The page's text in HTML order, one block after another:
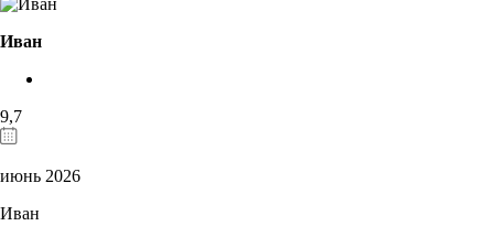
Иван
9,7
июнь 2026
Иван